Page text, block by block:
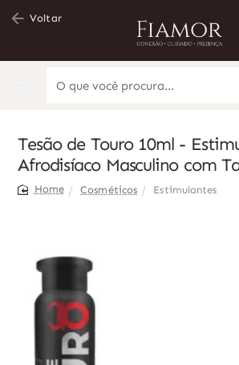
Voltar
procura...
Tesão de Touro 10ml -
Afrodisíaco Masculino com
Cosméticos Estimulantes